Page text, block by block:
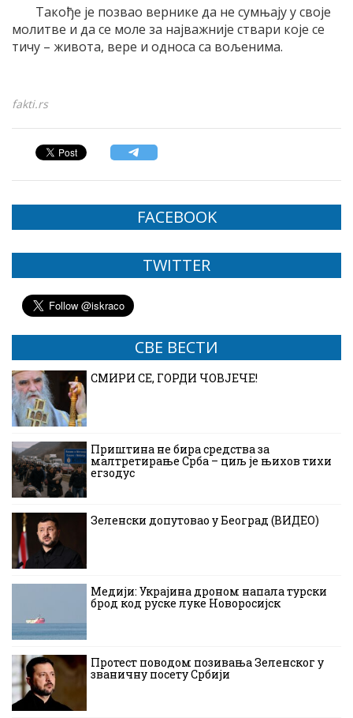
Такође је позвао вернике да не сумњају у своје
молитве и да се моле за најважније ствари које се
тичу – живота, вере и односа са вољенима.
fakti.rs
FACEBOOK
TWITTER
СВЕ ВЕСТИ
СМИРИ СЕ, ГОРДИ ЧОВЈЕЧЕ!
Приштина не бира средства за
малтретирање Срба – циљ је њихов тихи
егзодус
Зеленски допутовао у Београд (ВИДЕО)
Медији: Украјина дроном напала турски
брод код руске луке Новоросијск
Протест поводом позивања Зеленског у
званичну посету Србији